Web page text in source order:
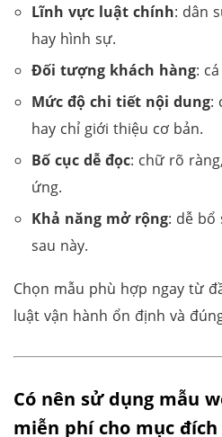
Lĩnh vực luật chính: dân
hay hình sự.
Đối tượng khách hàng:
Mức độ chi tiết nội dung:
hay chỉ giới thiệu cơ bản.
Bố cục dễ đọc: chữ rõ
ứng.
Khả năng mở rộng: dễ bổ
sau này.
Chọn mẫu phù hợp ngay từ
luật vận hành ổn định và
Có nên sử dụng mẫu
miễn phí cho mục